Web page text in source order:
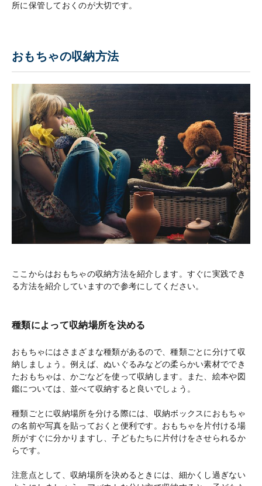
所に保管しておくのが大切です。
おもちゃの収納方法
ここからはおもちゃの収納方法を紹介します。すぐに実践でき
る方法を紹介していますので参考にしてください。
種類によって収納場所を決める
おもちゃにはさまざまな種類があるので、種類ごとに分けて収
納しましょう。例えば、ぬいぐるみなどの柔らかい素材ででき
たおもちゃは、かごなどを使って収納します。また、絵本や図
鑑については、並べて収納すると良いでしょう。
種類ごとに収納場所を分ける際には、収納ボックスにおもちゃ
の名前や写真を貼っておくと便利です。おもちゃを片付ける場
所がすぐに分かりますし、子どもたちに片付けをさせられるか
らです。
注意点として、収納場所を決めるときには、細かくし過ぎない